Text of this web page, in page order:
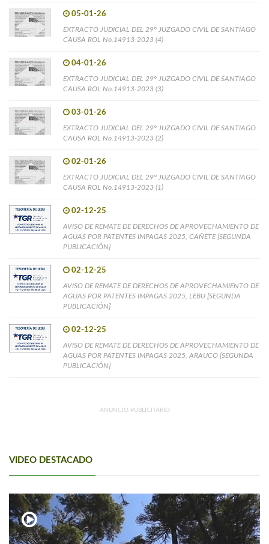
05-01-26
EXTRACTO JUDICIAL DEL 29° JUZGADO CIVIL DE SANTIAGO
CAUSA ROL No.14913-2023 (4)
04-01-26
EXTRACTO JUDICIAL DEL 29° JUZGADO CIVIL DE SANTIAGO
CAUSA ROL No.14913-2023 (3)
03-01-26
EXTRACTO JUDICIAL DEL 29° JUZGADO CIVIL DE SANTIAGO
CAUSA ROL No.14913-2023 (2)
02-01-26
EXTRACTO JUDICIAL DEL 29° JUZGADO CIVIL DE SANTIAGO
CAUSA ROL No.14913-2023 (1)
02-12-25
AVISO DE REMATE DE DERECHOS DE APROVECHAMIENTO DE
AGUAS POR PATENTES IMPAGAS 2025, CAÑETE [SEGUNDA
PUBLICACIÓN]
02-12-25
AVISO DE REMATE DE DERECHOS DE APROVECHAMIENTO DE
AGUAS POR PATENTES IMPAGAS 2025, LEBU [SEGUNDA
PUBLICACIÓN]
02-12-25
AVISO DE REMATE DE DERECHOS DE APROVECHAMIENTO DE
AGUAS POR PATENTES IMPAGAS 2025, ARAUCO [SEGUNDA
PUBLICACIÓN]
ANUNCIO PUBLICITARIO
VIDEO DESTACADO